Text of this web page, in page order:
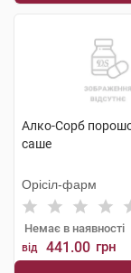
Алко-Сорб
саше
Орісіл-фарм
Немає в наявності
від 441.00 грн